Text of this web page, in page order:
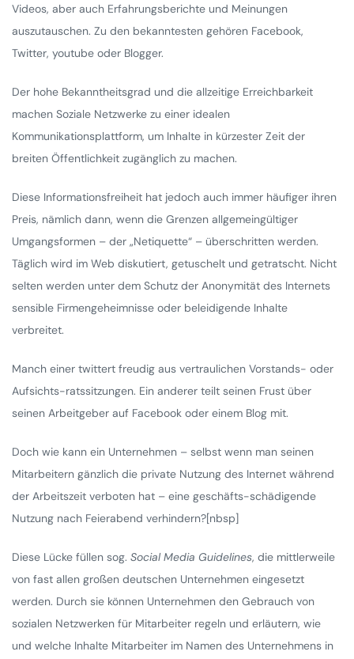
Videos, aber auch Erfahrungsberichte und Meinungen
auszutauschen. Zu den bekanntesten gehören Facebook,
Twitter, youtube oder Blogger.
Der hohe Bekanntheitsgrad und die allzeitige Erreichbarkeit
machen Soziale Netzwerke zu einer idealen
Kommunikationsplattform, um Inhalte in kürzester Zeit der
breiten Öffentlichkeit zugänglich zu machen.
Diese Informationsfreiheit hat jedoch auch immer häufiger ihren
Preis, nämlich dann, wenn die Grenzen allgemeingültiger
Umgangsformen – der „Netiquette“ – überschritten werden.
Täglich wird im Web diskutiert, getuschelt und getratscht. Nicht
selten werden unter dem Schutz der Anonymität des Internets
sensible Firmengeheimnisse oder beleidigende Inhalte
verbreitet.
Manch einer twittert freudig aus vertraulichen Vorstands- oder
Aufsichts-ratssitzungen. Ein anderer teilt seinen Frust über
seinen Arbeitgeber auf Facebook oder einem Blog mit.
Doch wie kann ein Unternehmen – selbst wenn man seinen
Mitarbeitern gänzlich die private Nutzung des Internet während
der Arbeitszeit verboten hat – eine geschäfts-schädigende
Nutzung nach Feierabend verhindern?[nbsp]
Diese Lücke füllen sog. Social Media Guidelines, die mittlerweile
von fast allen großen deutschen Unternehmen eingesetzt
werden. Durch sie können Unternehmen den Gebrauch von
sozialen Netzwerken für Mitarbeiter regeln und erläutern, wie
und welche Inhalte Mitarbeiter im Namen des Unternehmens in